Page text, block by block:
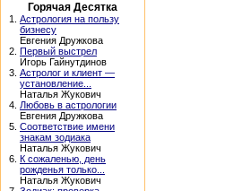
Горячая Десятка
1. Астрология на пользу
бизнесу
Евгения Дружкова
2. Первый выстрел
Игорь Гайнутдинов
3. Астролог и клиент —
установление...
Наталья Жукович
4. Любовь в астрологии
Евгения Дружкова
5. Соответствие имени
знакам зодиака
Наталья Жукович
6. К сожаленью, день
рожденья только...
Наталья Жукович